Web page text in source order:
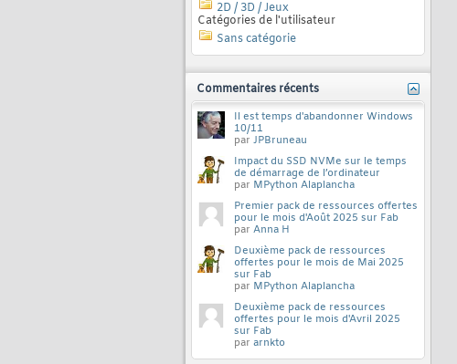
2D / 3D / Jeux
Catégories de l'utilisateur
Sans catégorie
Commentaires récents
Il est temps d'abandonner Windows
10/11
par JPBruneau
Impact du SSD NVMe sur le temps
de démarrage de l’ordinateur
par MPython Alaplancha
Premier pack de ressources offertes
pour le mois d'Août 2025 sur Fab
par Anna H
Deuxième pack de ressources
offertes pour le mois de Mai 2025
sur Fab
par MPython Alaplancha
Deuxième pack de ressources
offertes pour le mois d'Avril 2025
sur Fab
par arnkto